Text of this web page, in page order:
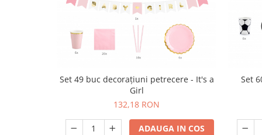
Set 49 buc decorațiuni petrecere - It's a
Girl
132,18 RON
ADAUGA IN COS
Set